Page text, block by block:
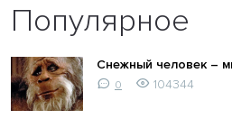
Популярное
Снежный человек –
0 104344